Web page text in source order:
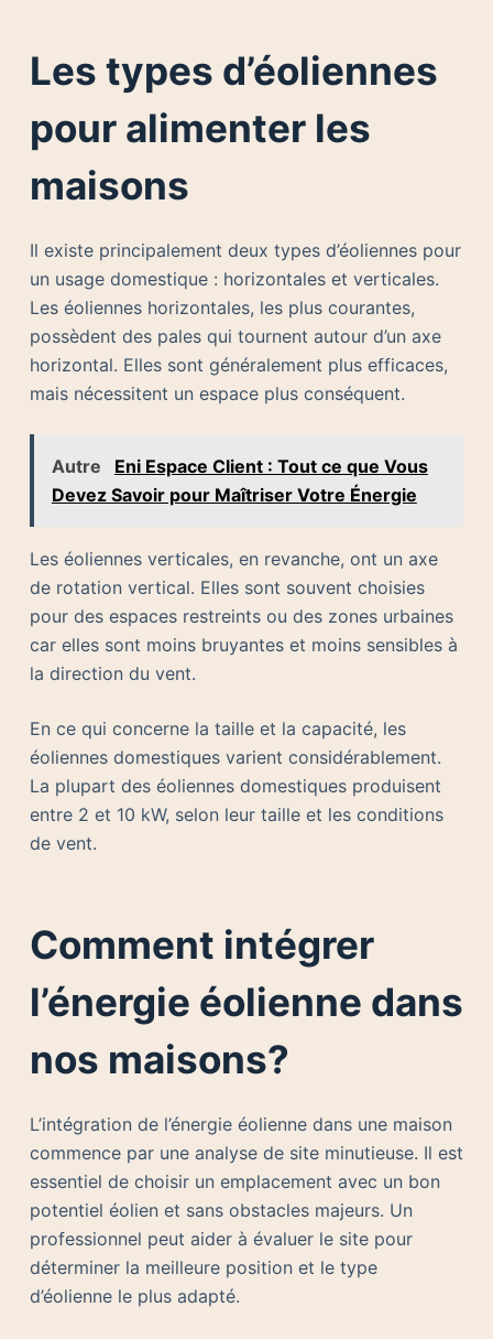
Les types d’éoliennes
pour alimenter les
maisons
Il existe principalement deux types d’éoliennes pour
un usage domestique : horizontales et verticales.
Les éoliennes horizontales, les plus courantes,
possèdent des pales qui tournent autour d’un axe
horizontal. Elles sont généralement plus efficaces,
mais nécessitent un espace plus conséquent.
Autre
Eni Espace Client : Tout ce que Vous
Devez Savoir pour Maîtriser Votre Énergie
Les éoliennes verticales, en revanche, ont un axe
de rotation vertical. Elles sont souvent choisies
pour des espaces restreints ou des zones urbaines
car elles sont moins bruyantes et moins sensibles à
la direction du vent.
En ce qui concerne la taille et la capacité, les
éoliennes domestiques varient considérablement.
La plupart des éoliennes domestiques produisent
entre 2 et 10 kW, selon leur taille et les conditions
de vent.
Comment intégrer
l’énergie éolienne dans
nos maisons?
L’intégration de l’énergie éolienne dans une maison
commence par une analyse de site minutieuse. Il est
essentiel de choisir un emplacement avec un bon
potentiel éolien et sans obstacles majeurs. Un
professionnel peut aider à évaluer le site pour
déterminer la meilleure position et le type
d’éolienne le plus adapté.